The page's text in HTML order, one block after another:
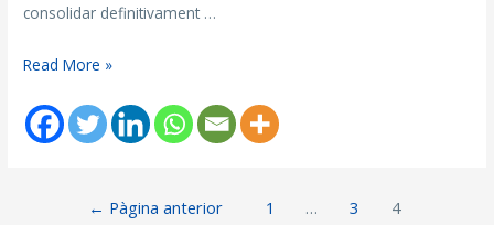
consolidar definitivament …
Read More »
← Pàgina anterior 1 … 3 4